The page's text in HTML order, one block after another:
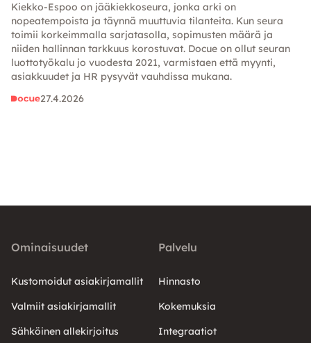
Kiekko-Espoo on jääkiekkoseura, jonka arki on
nopeatempoista ja täynnä muuttuvia tilanteita. Kun seura
toimii korkeimmalla sarjatasolla, sopimusten määrä ja
niiden hallinnan tarkkuus korostuvat. Docue on ollut seuran
luottotyökalu jo vuodesta 2021, varmistaen että myynti,
asiakkuudet ja HR pysyvät vauhdissa mukana.
27.4.2026
Ominaisuudet
Kustomoidut asiakirjamallit
Valmiit asiakirjamallit
Sähköinen allekirjoitus
Palvelu
Hinnasto
Kokemuksia
Integraatiot